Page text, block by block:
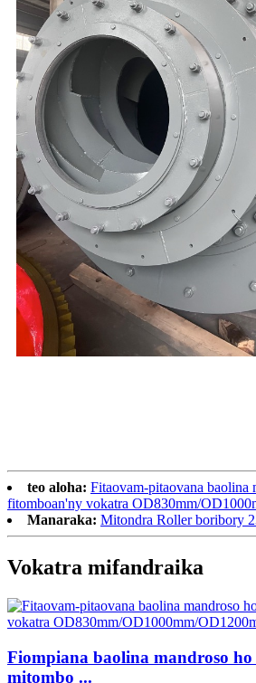
teo aloha: Fitaovam-pitaovana baolina
fitomboan'ny vokatra OD830mm/
Manaraka: Mitondra Roller boribory
Vokatra mifandraika
Fiompiana baolina mandroso
mitombo ...